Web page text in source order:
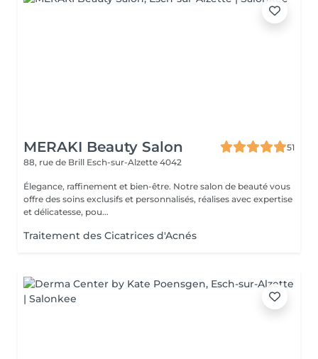
MERAKI Beauty Salon
51
88, rue de Brill Esch-sur-Alzette 4042
Élegance, raffinement et bien-être. Notre salon de beauté vous
offre des soins exclusifs et personnalisés, réalises avec expertise
et délicatesse, pou...
Traitement des Cicatrices d'Acnés